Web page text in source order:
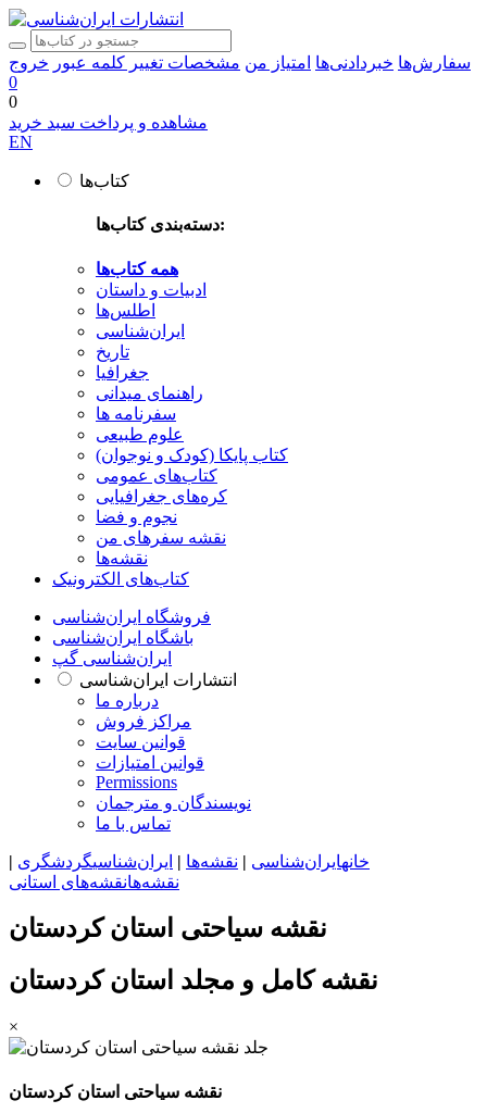
سفارش‌ها خبردادنی‌ها امتیاز من مشخصات تغییر کلمه عبور خروج
0
0
مشاهده و پرداخت سبد خرید
EN
کتاب‌ها
دسته‌بندی کتاب‌ها:
همه کتاب‌ها
ادبیات و داستان
اطلس‌ها
ایران‌شناسی
تاریخ
جغرافیا
راهنمای میدانی
سفرنامه‌ ها
علوم طبیعی
کتاب‌ پایکا (کودک و نوجوان)
کتاب‌های عمومی
کره‌های جغرافیایی
نجوم و فضا
نقشه سفرهای من
نقشه‌ها
کتاب‌های الکترونیک
فروشگاه ایران‌شناسی
باشگاه ایران‌شناسی
ایران‌شناسی گپ
انتشارات ایران‌شناسی
درباره ما
مراکز فروش
قوانین سایت
قوانین امتیازات
Permissions
نویسندگان و مترجمان
تماس با ما
خانهایران‌شناسی | نقشه‌ها | ایران‌شناسیگردشگری |
نقشه‌هانقشه‌های استانی
نقشه سیاحتی استان کردستان
نقشه کامل و مجلد استان کردستان
×
نقشه سیاحتی استان کردستان